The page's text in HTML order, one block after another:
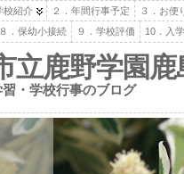
校紹介 ２．年間行事予定 ３．お便
８．保幼小接続 ９．学校評価 10．入
立鹿野学園
・学校行事のブログ